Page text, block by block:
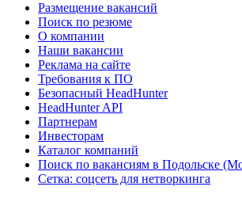
Размещение вакансий
Поиск по резюме
О компании
Наши вакансии
Реклама на сайте
Требования к ПО
Безопасный HeadHunter
HeadHunter API
Партнерам
Инвесторам
Каталог компаний
Поиск по вакансиям в Подольске
Сетка: соцсеть для нетворкинга